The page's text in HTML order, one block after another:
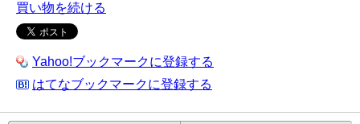
買い物を続ける
Yahoo!ブックマークに登録する
はてなブックマークに登録する